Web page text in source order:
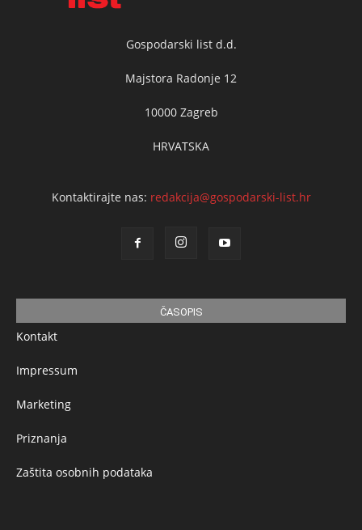
Gospodarski list d.d.
Majstora Radonje 12
10000 Zagreb
HRVATSKA
Kontaktirajte nas: redakcija@gospodarski-list.hr
ČASOPIS
Kontakt
Impressum
Marketing
Priznanja
Zaštita osobnih podataka